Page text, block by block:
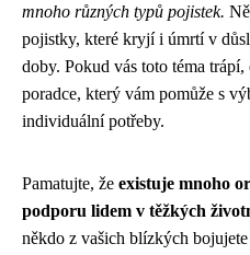
mnoho různých typů pojistek.
pojistky, které kryjí i ​​​​úmrtí v
doby. Pokud vás toto téma
poradce, který vám pomůže s
individuální potřeby.
Pamatujte, že existuje mnoho
podporu lidem v těžkých
někdo z vašich blízkých